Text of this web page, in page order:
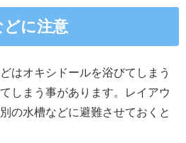
に注意
はオキシドールを浴びてしまう
しまう事があります。レイアウ
の水槽などに避難させておくと